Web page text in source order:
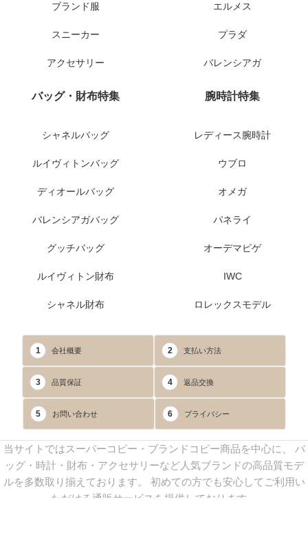
ブランド服
スニーカー
アクセサリー
エルメス
プラダ
バレンシアガ
バッグ・財布特集
シャネルバッグ
ルイヴィトンバッグ
ディオールバッグ
バレンシアガバッグ
グッチバッグ
ルイヴィトン財布
シャネル財布
腕時計特集
レディース腕時計
ウブロ
オメガ
パネライ
オーデマピゲ
IWC
ロレックスモデル
1 会社概要 2 支払い方法
3 品質保証 4 返品交換
5 お問い合わせ 6 プライバシー
当サイトではスーパーコピー・ブランドコピー商品を中心に、 バ
ッグ・時計・財布・アクセサリーなど人気ブランドの高品質モデ
ルを多数取り揃えております。 初めての方でも安心してご利用い
ただける通販サービスを提供しております。